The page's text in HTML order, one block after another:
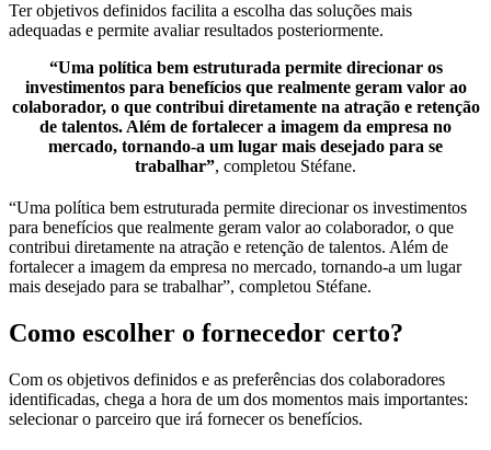
Ter objetivos definidos facilita a escolha das soluções mais
adequadas e permite avaliar resultados posteriormente.
“Uma política bem estruturada permite direcionar os
investimentos para benefícios que realmente geram valor ao
colaborador, o que contribui diretamente na atração e retenção
de talentos. Além de fortalecer a imagem da empresa no
mercado, tornando-a um lugar mais desejado para se
trabalhar”, completou Stéfane.
“Uma política bem estruturada permite direcionar os investimentos
para benefícios que realmente geram valor ao colaborador, o que
contribui diretamente na atração e retenção de talentos. Além de
fortalecer a imagem da empresa no mercado, tornando-a um lugar
mais desejado para se trabalhar”, completou Stéfane.
Como escolher o fornecedor certo?
Com os objetivos definidos e as preferências dos colaboradores
identificadas, chega a hora de um dos momentos mais importantes:
selecionar o parceiro que irá fornecer os benefícios.